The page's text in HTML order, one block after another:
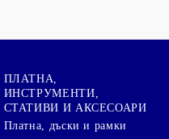
ПЛАТНА,
ИНСТРУМЕНТИ,
СТАТИВИ И АКСЕСОАРИ
Платна, дъски и рамки